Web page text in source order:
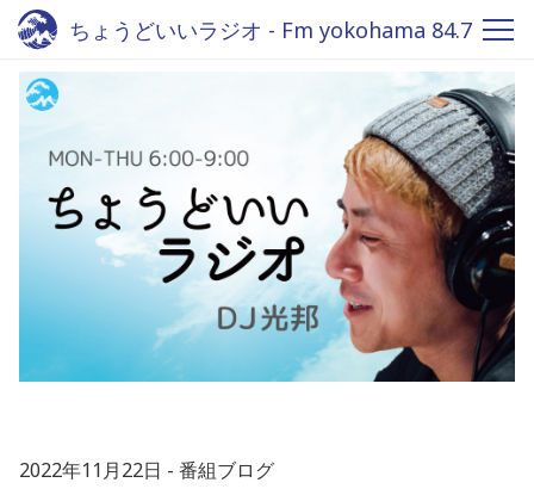
ちょうどいいラジオ - Fm yokohama 84.7
2022年11月22日 番組ブログ